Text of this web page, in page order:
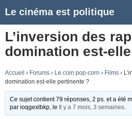
Le cinéma est politique
L’inversion des
domination est-
Accueil › Forums › Le coin pop-corn › Films ›
domination est-elle pertinente ?
Ce sujet contient 79 réponses, 2 ps. et a été
parioqgexlbkp , le Il y a 7 mois, 3 semaines